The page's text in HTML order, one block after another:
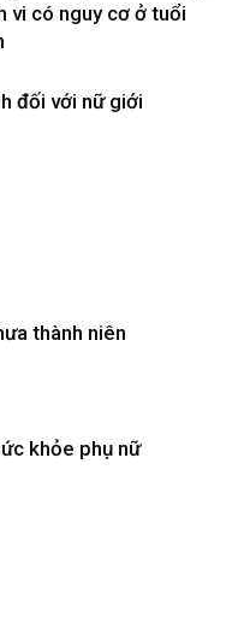
vi có nguy cơ ở tuổi
đối với nữ giới
thành niên
khỏe phụ nữ